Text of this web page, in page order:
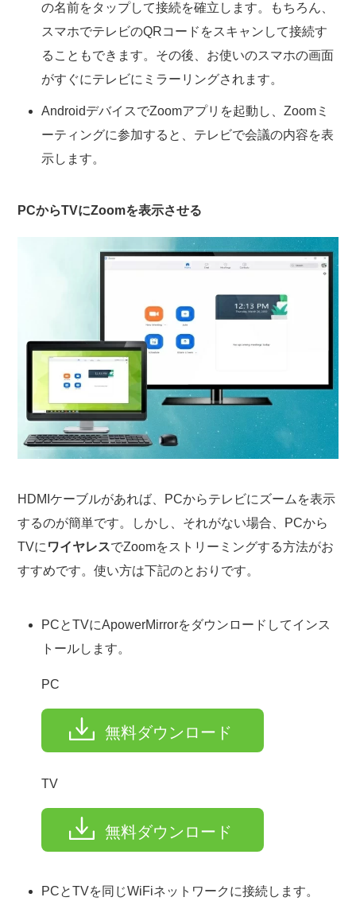
の名前をタップして接続を確立します。もちろん、
スマホでテレビのQRコードをスキャンして接続す
ることもできます。その後、お使いのスマホの画面
がすぐにテレビにミラーリングされます。
AndroidデバイスでZoomアプリを起動し、Zoomミ
ーティングに参加すると、テレビで会議の内容を表
示します。
PCからTVにZoomを表示させる
HDMIケーブルがあれば、PCからテレビにズームを表示
するのが簡単です。しかし、それがない場合、PCから
TVに ワイヤレスでZoomをストリーミングする方法がお
すすめです。使い方は下記のとおりです。
PCとTVにApowerMirrorをダウンロードしてインス
トールします。
PC
無料ダウンロード
TV
無料ダウンロード
PCとTVを同じWiFiネットワークに接続します。